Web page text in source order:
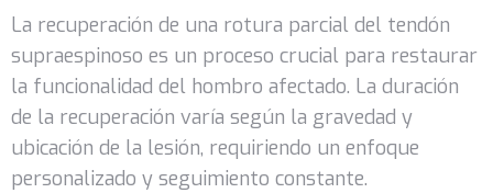
La recuperación de una rotura parcial del tendón
supraespinoso es un proceso crucial para restaurar
la funcionalidad del hombro afectado. La duración
de la recuperación varía según la gravedad y
ubicación de la lesión, requiriendo un enfoque
personalizado y seguimiento constante.